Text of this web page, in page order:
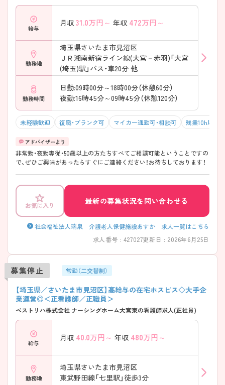
給与
月収 31.0万円～ 年収 472万円～
勤務地
埼玉県さいたま市見沼区
ＪＲ湘南新宿ライン線(大宮－赤羽)「大宮
(埼玉)駅」バス・車20分 他
勤務時間
日勤:09時00分～18時00分（休憩60分）
夜勤:16時45分～09時45分（休憩120分）
未経験歓迎 復職・ブランク可 マイカー通勤可・相談可 残業10h以下（
非常勤・夜勤専従・50歳以上の方たちすべてご相談可能ということですの
で、ぜひご興味があったらすぐにご連絡ください！お待ちしております！
お気に入り 最新の募集状況を問い合わせる
社会福祉法人瑞泉 介護老人保健施設あすか 求人一覧はこちら
求人番号 : 427027更新日 : 2026年6月25日
募集停止 常勤（二交替制）
【埼玉県／さいたま市見沼区】高給与の在宅ホスピス◇大手企
業運営◎＜正看護師／正職員＞
ベストリハ株式会社 ナーシングホーム大宮東の看護師求人(正社員)
給与
月収 40.0万円～ 年収 480万円～
勤務地
埼玉県さいたま市見沼区
東武野田線「七里駅」徒歩3分